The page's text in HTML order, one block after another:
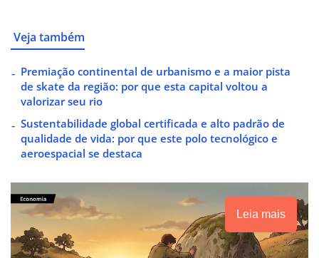
Veja também
Premiação continental de urbanismo e a maior pista
de skate da região: por que esta capital voltou a
valorizar seu rio
Sustentabilidade global certificada e alto padrão de
qualidade de vida: por que este polo tecnológico e
aeroespacial se destaca
Leia mais